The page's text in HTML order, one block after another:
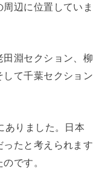
辺に位置していま
淵セクション、柳
して千葉セクション
ありました。日本
たと考えられます
です。